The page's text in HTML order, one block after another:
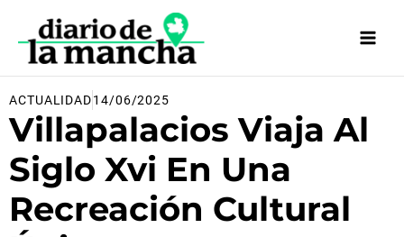
contenido
ACTUALIDAD14/06/2025
Villapalacios Viaja Al
Siglo Xvi En Una
Recreación Cultural